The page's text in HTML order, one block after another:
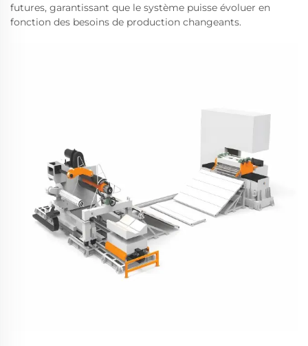
futures, garantissant que le système puisse évoluer en
fonction des besoins de production changeants.